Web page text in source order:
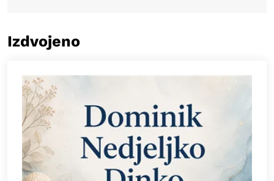
Izdvojeno